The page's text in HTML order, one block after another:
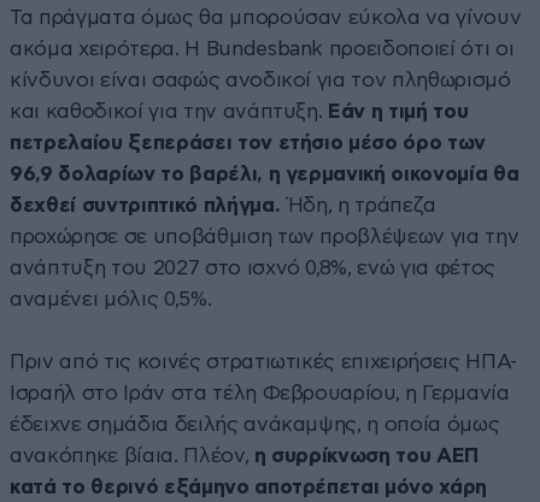
Τα πράγματα όμως θα μπορούσαν εύκολα να γίνουν
ακόμα χειρότερα. Η Bundesbank προειδοποιεί ότι οι
κίνδυνοι είναι σαφώς ανοδικοί για τον πληθωρισμό
και καθοδικοί για την ανάπτυξη. Εάν η τιμή του
πετρελαίου ξεπεράσει τον ετήσιο μέσο όρο των
96,9 δολαρίων το βαρέλι, η γερμανική οικονομία θα
δεχθεί συντριπτικό πλήγμα. Ήδη, η τράπεζα
προχώρησε σε υποβάθμιση των προβλέψεων για την
ανάπτυξη του 2027 στο ισχνό 0,8%, ενώ για φέτος
αναμένει μόλις 0,5%.
Πριν από τις κοινές στρατιωτικές επιχειρήσεις ΗΠΑ-
Ισραήλ στο Ιράν στα τέλη Φεβρουαρίου, η Γερμανία
έδειχνε σημάδια δειλής ανάκαμψης, η οποία όμως
ανακόπηκε βίαια. Πλέον, η συρρίκνωση του ΑΕΠ
κατά το θερινό εξάμηνο αποτρέπεται μόνο χάρη